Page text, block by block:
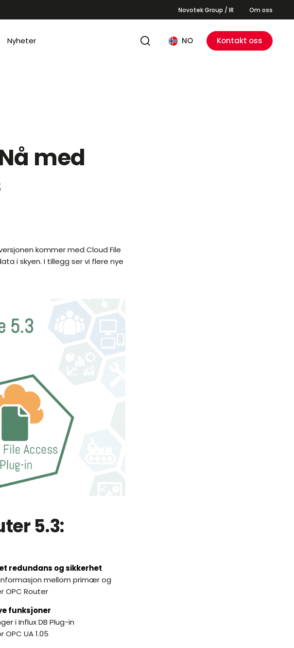
Novotek Group / IR Om oss
Nyheter NO Kontakt oss
med
kommer med Cloud File
i skyen. I tillegg ser vi flere nye
5.3:
redundans og sikkerhet
mellom primær og
OPC Router
funksjoner
i Influx DB Plug-in
UA 1.05